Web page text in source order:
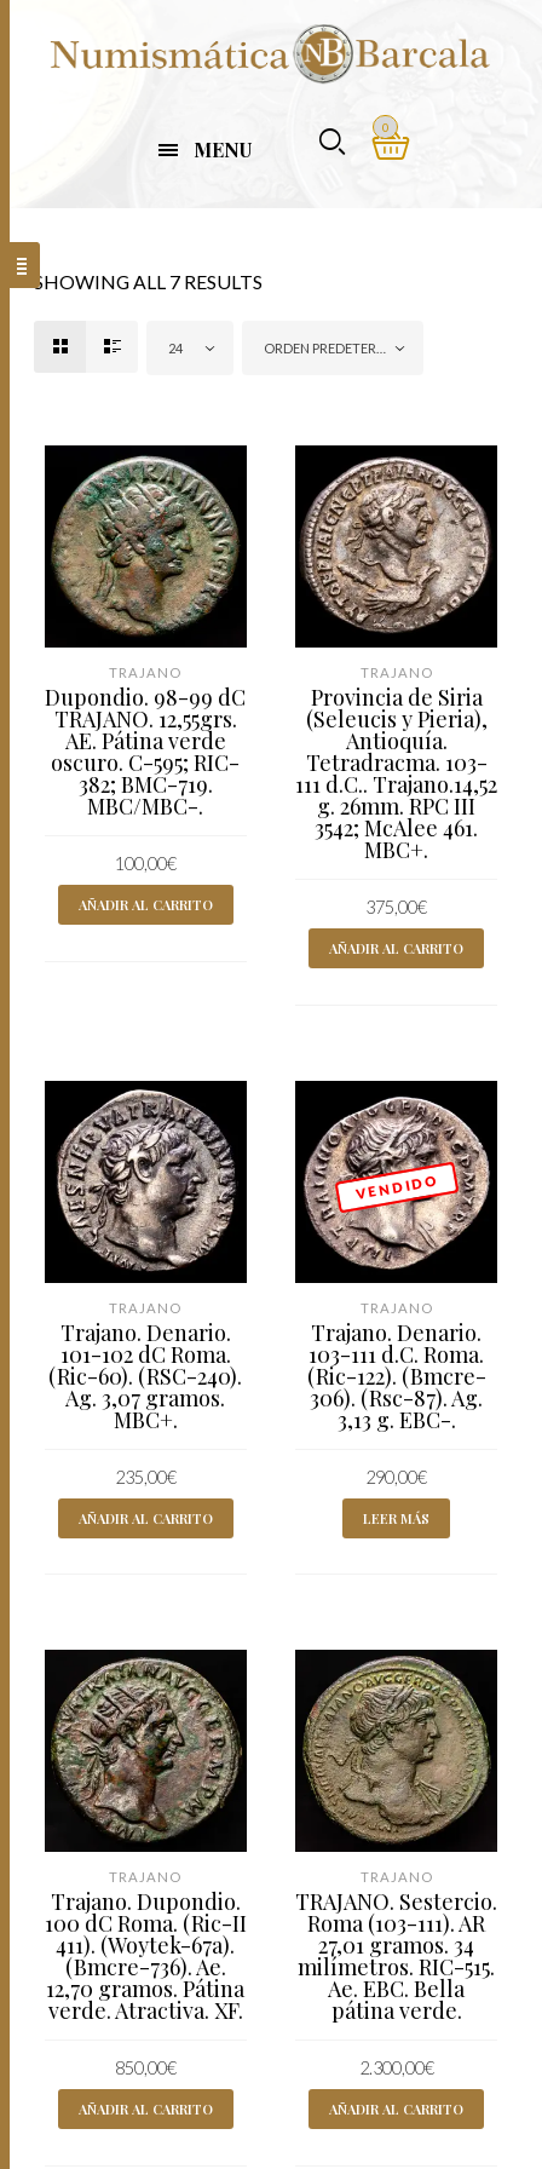
MENU
0
SHOWING ALL 7 RESULTS
24
TRAJANO
Dupondio. 98-99 dC
TRAJANO. 12,55grs.
AE. Pátina verde
oscuro. C-595; RIC-
382; BMC-719.
MBC/MBC-.
100,00€
AÑADIR AL CARRITO
TRAJANO
Provincia de Siria
(Seleucis y Pieria),
Antioquía.
Tetradracma. 103-
111 d.C.. Trajano.14,52
g. 26mm. RPC III
3542; McAlee 461.
MBC+.
375,00€
AÑADIR AL CARRITO
TRAJANO
Trajano. Denario.
101-102 dC Roma.
(Ric-60). (RSC-240).
Ag. 3,07 gramos.
MBC+.
235,00€
AÑADIR AL CARRITO
V E N D I D O
TRAJANO
Trajano. Denario.
103-111 d.C. Roma.
(Ric-122). (Bmcre-
306). (Rsc-87). Ag.
3,13 g. EBC-.
290,00€
LEER MÁS
TRAJANO
Trajano. Dupondio.
100 dC Roma. (Ric-II
411). (Woytek-67a).
(Bmcre-736). Ae.
12,70 gramos. Pátina
verde. Atractiva. XF.
850,00€
AÑADIR AL CARRITO
TRAJANO
TRAJANO. Sestercio.
Roma (103-111). AR
27,01 gramos. 34
milímetros. RIC-515.
Ae. EBC. Bella
pátina verde.
2.300,00€
AÑADIR AL CARRITO